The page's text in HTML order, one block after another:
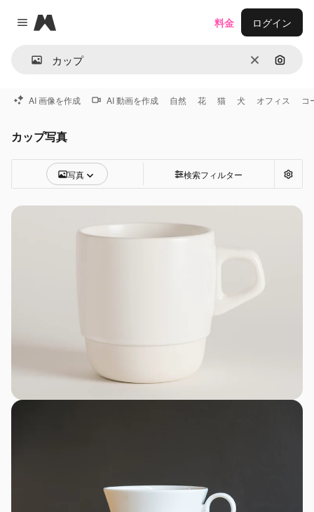
Close menu
Magnific
消去 画像で
料金 ログイン
AI 画像を作成 AI 動画を作成 自然 花 猫 犬 オフィス コ
カップ写真
写真 検索フィルター